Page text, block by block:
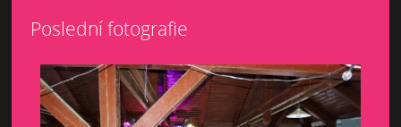
Poslední fotografie